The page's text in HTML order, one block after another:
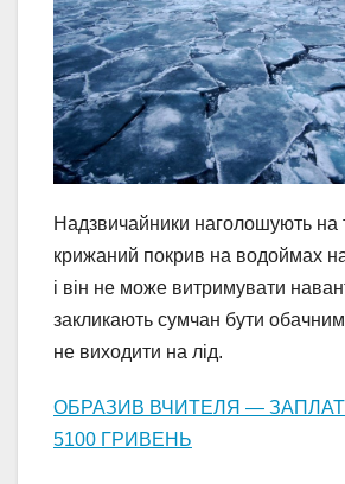
Надзвичайники наголошують на
крижаний покрив на водоймах
і він не може витримувати
закликають сумчан бути
не виходити на лід.
ОБРАЗИВ ВЧИТЕЛЯ —
5100 ГРИВЕНЬ